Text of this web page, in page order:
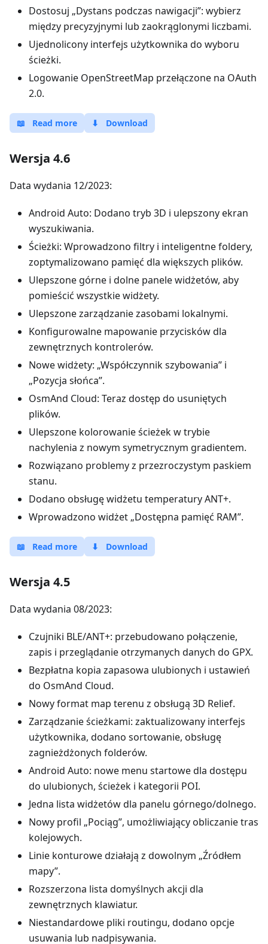
Dostosuj „Dystans podczas nawigacji”: wybierz
między precyzyjnymi lub zaokrąglonymi liczbami.
Ujednolicony interfejs użytkownika do wyboru
ścieżki.
Logowanie OpenStreetMap przełączone na OAuth
2.0.
📖 Read more ⬇ Download
Wersja 4.6
Data wydania 12/2023:
Android Auto: Dodano tryb 3D i ulepszony ekran
wyszukiwania.
Ścieżki: Wprowadzono filtry i inteligentne foldery,
zoptymalizowano pamięć dla większych plików.
Ulepszone górne i dolne panele widżetów, aby
pomieścić wszystkie widżety.
Ulepszone zarządzanie zasobami lokalnymi.
Konfigurowalne mapowanie przycisków dla
zewnętrznych kontrolerów.
Nowe widżety: „Współczynnik szybowania” i
„Pozycja słońca”.
OsmAnd Cloud: Teraz dostęp do usuniętych
plików.
Ulepszone kolorowanie ścieżek w trybie
nachylenia z nowym symetrycznym gradientem.
Rozwiązano problemy z przezroczystym paskiem
stanu.
Dodano obsługę widżetu temperatury ANT+.
Wprowadzono widżet „Dostępna pamięć RAM”.
📖 Read more ⬇ Download
Wersja 4.5
Data wydania 08/2023:
Czujniki BLE/ANT+: przebudowano połączenie,
zapis i przeglądanie otrzymanych danych do GPX.
Bezpłatna kopia zapasowa ulubionych i ustawień
do OsmAnd Cloud.
Nowy format map terenu z obsługą 3D Relief.
Zarządzanie ścieżkami: zaktualizowany interfejs
użytkownika, dodano sortowanie, obsługę
zagnieżdżonych folderów.
Android Auto: nowe menu startowe dla dostępu
do ulubionych, ścieżek i kategorii POI.
Jedna lista widżetów dla panelu górnego/dolnego.
Nowy profil „Pociąg”, umożliwiający obliczanie tras
kolejowych.
Linie konturowe działają z dowolnym „Źródłem
mapy”.
Rozszerzona lista domyślnych akcji dla
zewnętrznych klawiatur.
Niestandardowe pliki routingu, dodano opcje
usuwania lub nadpisywania.